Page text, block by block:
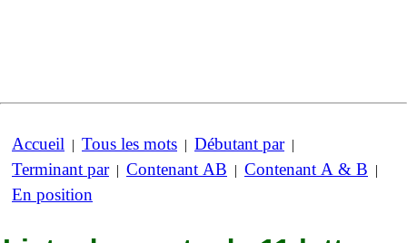
Accueil | Tous les mots | Débutant par|
Terminant par| Contenant AB | Contenant A & B |
En position